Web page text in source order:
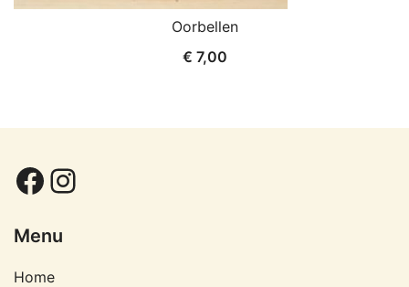
Oorbellen
€ 7,00
Facebook
Instagram
Menu
Home